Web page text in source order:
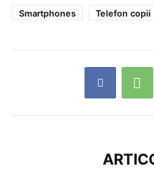
Smartphones
Telefon copii